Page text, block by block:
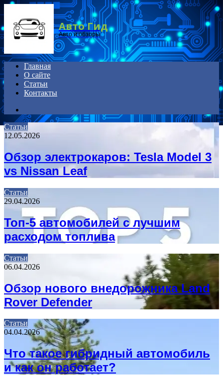
Авто Гид
Авто и обзоры
Главная
О сайте
Статьи
Контакты
for
Статьи
12.05.2026
Обзор электрокаров: Tesla Model 3
vs Nissan Leaf
Статьи
29.04.2026
Топ-5 автомобилей с лучшим
расходом топлива
Статьи
06.04.2026
Обзор нового внедорожника Land
Rover Defender
Статьи
04.04.2026
Что такое гибридный автомобиль
и как он работает?